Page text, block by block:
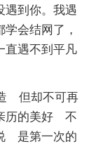
遇到你。我遇
会结网了，
直遇不到平凡
但却不可再
历的美好 不
是第一次的